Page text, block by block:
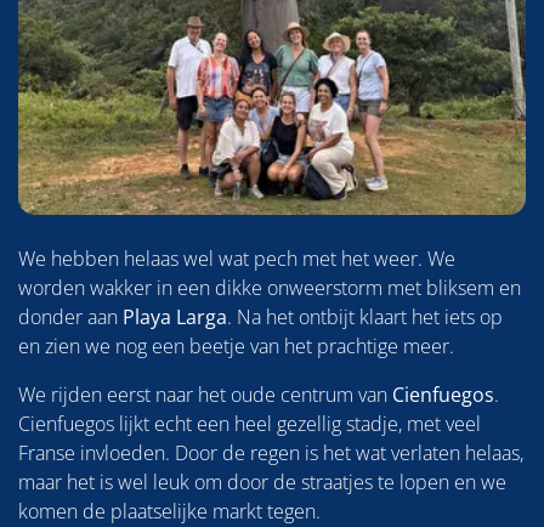
We hebben helaas wel wat pech met het weer. We
worden wakker in een dikke onweerstorm met bliksem en
donder aan Playa Larga. Na het ontbijt klaart het iets op
en zien we nog een beetje van het prachtige meer.
We rijden eerst naar het oude centrum van Cienfuegos.
Cienfuegos lijkt echt een heel gezellig stadje, met veel
Franse invloeden. Door de regen is het wat verlaten helaas,
maar het is wel leuk om door de straatjes te lopen en we
komen de plaatselijke markt tegen.